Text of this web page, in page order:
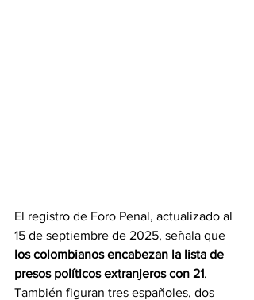
El registro de Foro Penal, actualizado al
15 de septiembre de 2025, señala que
los colombianos encabezan la lista de
presos políticos extranjeros con 21.
También figuran tres españoles, dos